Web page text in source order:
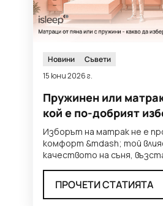
Новини
Съвети
15 юни 2026 г.
Пружинен или
кой е по-добрият
Изборът на матрак не е
комфорт &mdash; той
качеството на съня,
ПРОЧЕТИ СТАТИЯТА